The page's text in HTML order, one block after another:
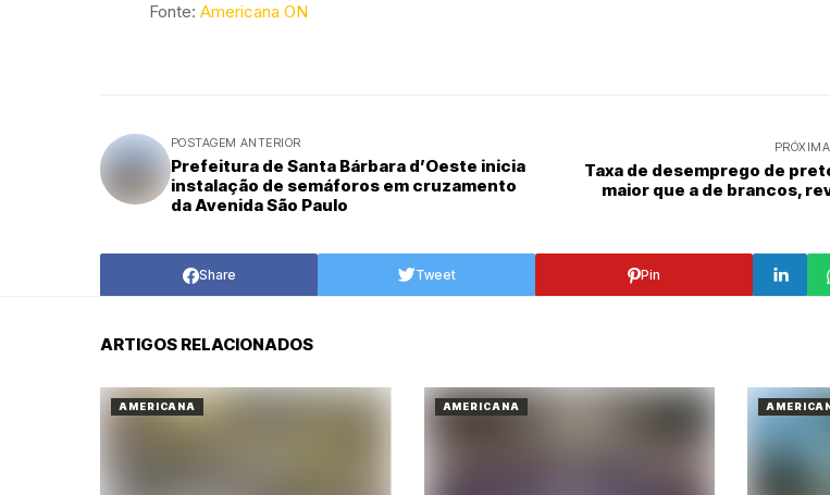
Fonte: Americana ON
POSTAGEM ANTERIOR
Prefeitura de Santa Bárbara d’Oeste inicia
instalação de semáforos em cruzamento
da Avenida São Paulo
Taxa de desemprego de
maior que a de brancos,
Share Tweet Pin
ARTIGOS RELACIONADOS
AMERICANA AMERICANA